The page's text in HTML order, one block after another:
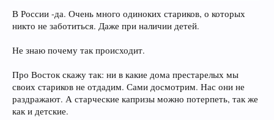
голову деда или бабки, которые будут чувствовать себя обузой
для родственников.
В России -да. Очень много одиноких стариков, о которых
никто не заботиться. Даже при наличии детей.
Не знаю почему так происходит.
Про Восток скажу так: ни в какие дома престарелых мы
своих стариков не отдадим. Сами досмотрим. Нас они не
раздражают. А старческие капризы можно потерпеть, так же
как и детские.